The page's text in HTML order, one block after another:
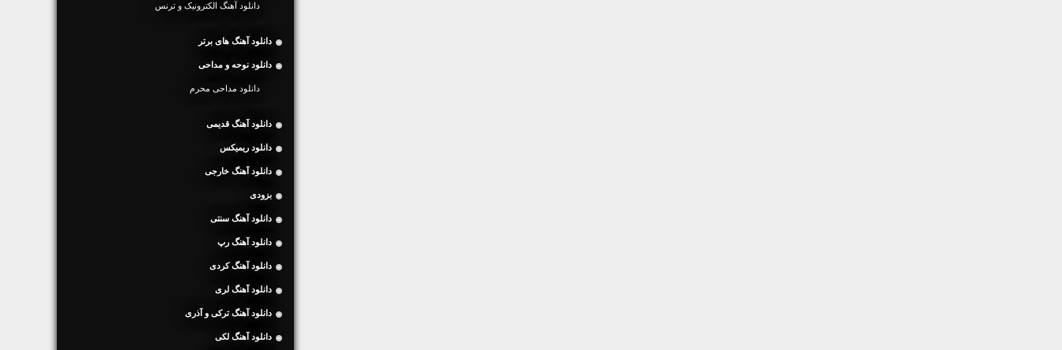
دانلود آهنگ الکترونیک و ترنس
دانلود آهنگ های برتر
دانلود نوحه و مداحی
دانلود مداحی محرم
دانلود آهنگ قدیمی
دانلود ریمیکس
دانلود آهنگ خارجی
بزودی
دانلود آهنگ سنتی
دانلود آهنگ رپ
دانلود آهنگ کردی
دانلود آهنگ لری
دانلود آهنگ ترکی و آذری
دانلود آهنگ لکی